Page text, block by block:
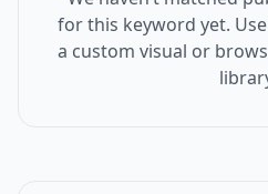
for this keyword yet.
a custom visual or